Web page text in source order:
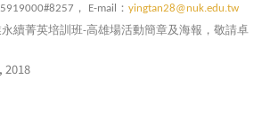
， E-mail ： yingtan28@nuk.edu.tw
續菁英培訓班-高雄場活動簡章及海報，敬請卓
2018